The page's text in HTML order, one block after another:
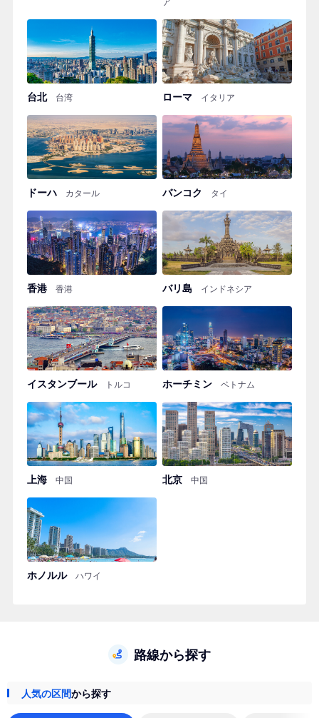
台北 台湾 ローマ イタリア
ドーハ カタール バンコク タイ
香港 香港 バリ島 インドネシア
イスタンブール トルコ ホーチミン ベトナム
上海 中国 北京 中国
ホノルル ハワイ
路線から探す
人気の区間から探す